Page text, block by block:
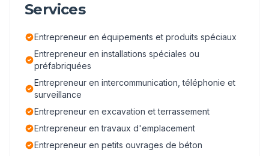
Services
Entrepreneur en équipements et produits spéciaux
Entrepreneur en installations spéciales ou
préfabriquées
Entrepreneur en intercommunication, téléphonie et
surveillance
Entrepreneur en excavation et terrassement
Entrepreneur en travaux d'emplacement
Entrepreneur en petits ouvrages de béton